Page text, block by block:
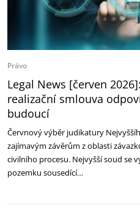
Právo
Legal News [červen
realizační smlouva
budoucí
Červnový výběr judikatury
zajímavým závěrům z oblasti
civilního procesu. Nejvyšší soud se
pozemku sousedící…